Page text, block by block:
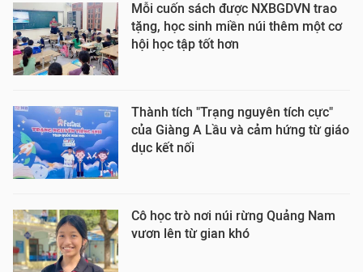
Mỗi cuốn sách được NXBGDVN trao
tặng, học sinh miền núi thêm một cơ
hội học tập tốt hơn
Thành tích "Trạng nguyên tích cực"
của Giàng A Lầu và cảm hứng từ giáo
dục kết nối
Cô học trò nơi núi rừng Quảng Nam
vươn lên từ gian khó